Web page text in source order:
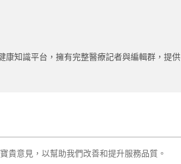
康知識平台，擁有完整醫療記者與編輯群，提供
貴意見，以幫助我們改善和提升服務品質。